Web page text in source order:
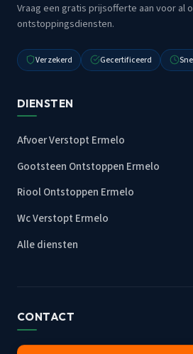
Vraag een gratis prijsofferte aan voor al
ontstoppingsdiensten.
Verzekerd Gecertificeerd
DIENSTEN
Afvoer Verstopt Ermelo
Gootsteen Ontstoppen Ermelo
Riool Ontstoppen Ermelo
Wc Verstopt Ermelo
Alle diensten
CONTACT